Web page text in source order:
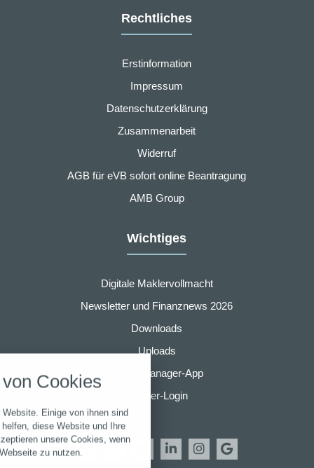
Rechtliches
Erstinformation
Impressum
Datenschutzerklärung
Zusammenarbeit
Widerruf
AGB für eVB sofort online Beantragung
AMB Group
Wichtiges
Digitale Maklervollmacht
Newsletter und Finanznews 2026
Downloads
Uploads
Finanzmanager-App
Partner-Login
Cookies
Einige von ihnen sind
diese Website und Ihre
unsere Cookies, wenn
zu nutzen.
folgende Kategorien zu
Notwendig
Performance